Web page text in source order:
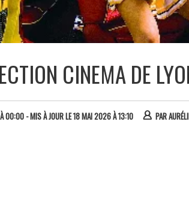
CINEMA DE
00:00 - MIS À JOUR LE 18 MAI 2026 À 13:10 PAR